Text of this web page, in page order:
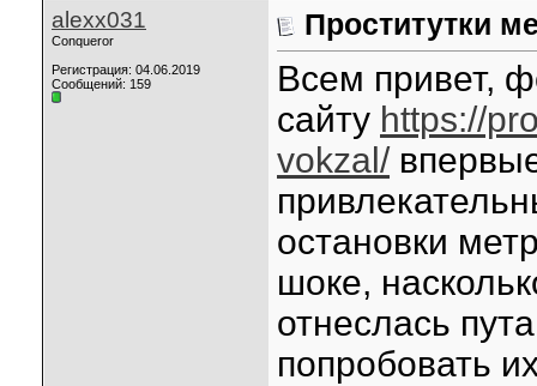
alexx031
Conqueror
Регистрация: 04.06.2019
Сообщений: 159
Проститутки
Всем привет,
сайту https://
vokzal/
остановки
шоке,
отнеслась
попробовать